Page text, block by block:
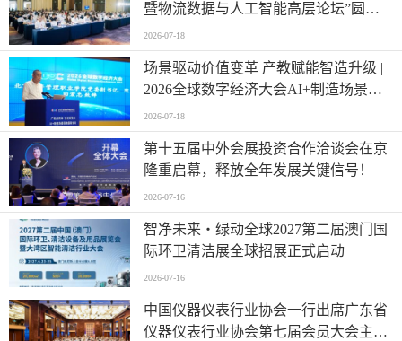
暨物流数据与人工智能高层论坛”圆满
成功举办
2026-07-18
场景驱动价值变革 产教赋能智造升级 |
2026全球数字经济大会AI+制造场景落
地国际论坛成功举办
2026-07-18
第十五届中外会展投资合作洽谈会在京
隆重启幕，释放全年发展关键信号！
2026-07-16
智净未来・绿动全球2027第二届澳门国
际环卫清洁展全球招展正式启动
2026-07-16
中国仪器仪表行业协会一行出席广东省
仪器仪表行业协会第七届会员大会主题